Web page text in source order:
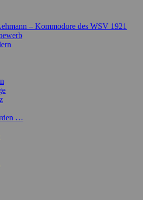
– Kommodore des WSV 1921
…